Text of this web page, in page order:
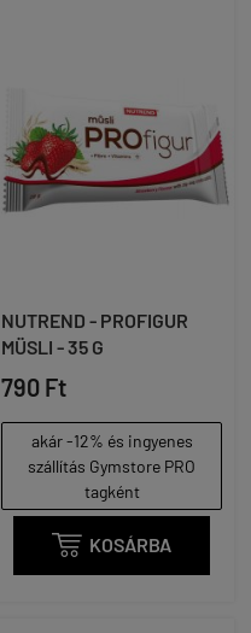
NUTREND - PROFIGUR
MÜSLI - 35 G
790 Ft
akár -12% és ingyenes
szállítás Gymstore PRO
tagként
 KOSÁRBA